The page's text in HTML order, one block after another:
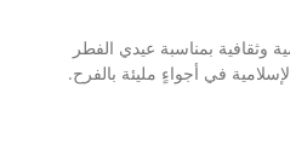
وثقافية بمناسبة عيدي الفطر
في أجواءٍ مليئة بالفرح.